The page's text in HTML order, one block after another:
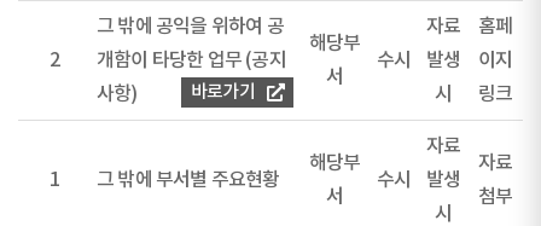
2
그 밖에 공익을 위하여 공
개함이 타당한 업무 (공지
사항)
바로가기
해당부
서
수시
자료
발생
시
홈페
이지
링크
1 그 밖에 부서별 주요현황
해당부
서
수시
자료
발생
시
자료
첨부